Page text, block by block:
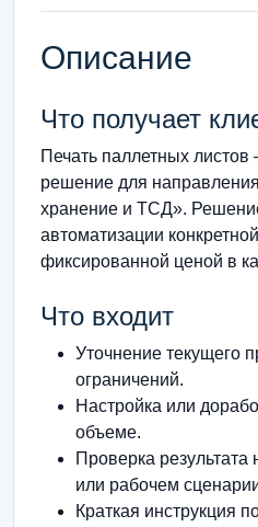
Описание
Что получает
Печать паллетных
решение для
хранение и ТСД».
автоматизации
фиксированной ценой в
Что входит
Уточнение текущего
ограничений.
Настройка или
объеме.
Проверка
или рабочем
Краткая инструкция